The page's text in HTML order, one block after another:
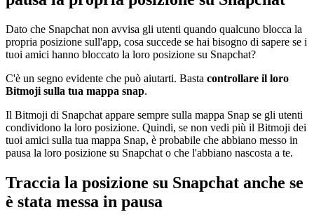
Dato che Snapchat non avvisa gli utenti quando qualcuno blocca la
propria posizione sull'app, cosa succede se hai bisogno di sapere se i
tuoi amici hanno bloccato la loro posizione su Snapchat?
C'è un segno evidente che può aiutarti. Basta controllare il loro
Bitmoji sulla tua mappa snap.
Il Bitmoji di Snapchat appare sempre sulla mappa Snap se gli utenti
condividono la loro posizione. Quindi, se non vedi più il Bitmoji dei
tuoi amici sulla tua mappa Snap, è probabile che abbiano messo in
pausa la loro posizione su Snapchat o che l'abbiano nascosta a te.
Traccia la posizione su Snapchat anche se
è stata messa in pausa